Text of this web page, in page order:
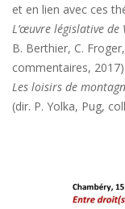
et en lien avec ces
L’œuvre législative de
B. Berthier, C.
commentaires,
Les loisirs de
(dir. P. Yolka, Pug,